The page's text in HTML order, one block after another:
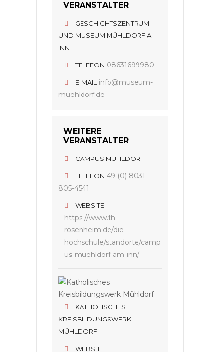
VERANSTALTER
GESCHICHTSZENTRUM
UND MUSEUM MÜHLDORF A.
INN
TELEFON 08631699980
E-MAIL
info@museum-
muehldorf.de
WEITERE
VERANSTALTER
CAMPUS MÜHLDORF
TELEFON 49 (0) 8031
805-4541
WEBSITE
https://www.th-
rosenheim.de/die-
hochschule/standorte/camp
us-muehldorf-am-inn/
KATHOLISCHES
KREISBILDUNGSWERK
MÜHLDORF
WEBSITE